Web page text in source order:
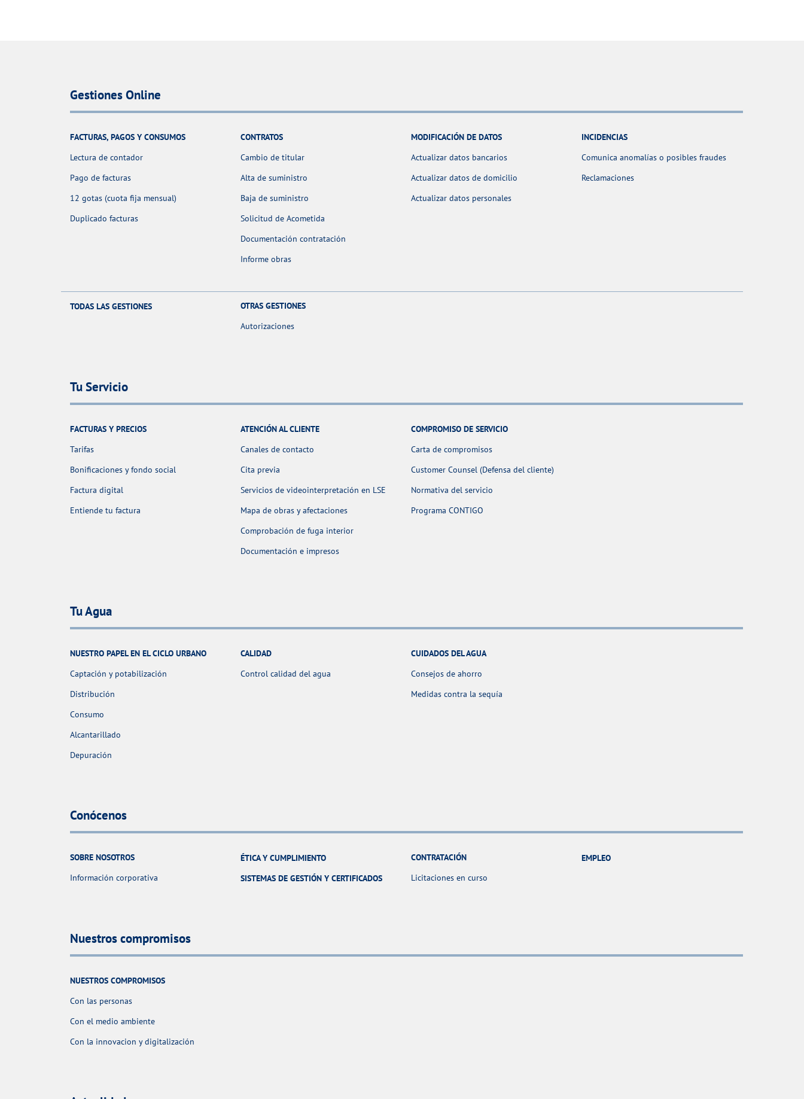
Gestiones Online
FACTURAS, PAGOS Y CONSUMOS
Lectura de contador
Pago de facturas
12 gotas (cuota fija mensual)
Duplicado facturas
CONTRATOS
Cambio de titular
Alta de suministro
Baja de suministro
Solicitud de Acometida
Documentación contratación
Informe obras
MODIFICACIÓN DE DATOS
Actualizar datos bancarios
Actualizar datos de domicilio
Actualizar datos personales
INCIDENCIAS
Comunica anomalías o posibles fraudes
Reclamaciones
TODAS LAS GESTIONES
OTRAS GESTIONES
Autorizaciones
Tu Servicio
FACTURAS Y PRECIOS
Tarifas
Bonificaciones y fondo social
Factura digital
Entiende tu factura
ATENCIÓN AL CLIENTE
Canales de contacto
Cita previa
Servicios de videointerpretación en LSE
Mapa de obras y afectaciones
Comprobación de fuga interior
Documentación e impresos
COMPROMISO DE SERVICIO
Carta de compromisos
Customer Counsel (Defensa del cliente)
Normativa del servicio
Programa CONTIGO
Tu Agua
NUESTRO PAPEL EN EL CICLO URBANO
Captación y potabilización
Distribución
Consumo
Alcantarillado
Depuración
CALIDAD
Control calidad del agua
CUIDADOS DEL AGUA
Consejos de ahorro
Medidas contra la sequía
Conócenos
SOBRE NOSOTROS
Información corporativa
ÉTICA Y CUMPLIMIENTO
SISTEMAS DE GESTIÓN Y CERTIFICADOS
CONTRATACIÓN
Licitaciones en curso
EMPLEO
Nuestros compromisos
NUESTROS COMPROMISOS
Con las personas
Con el medio ambiente
Con la innovacion y digitalización